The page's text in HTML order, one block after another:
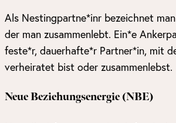
Als Nestingpartne*inr bezeichnet
der man zusammenlebt. Ein*e
feste*r, dauerhafte*r Partner*in, mit
verheiratet bist oder zusammenlebst.
Neue Beziehungsenergie (NBE)